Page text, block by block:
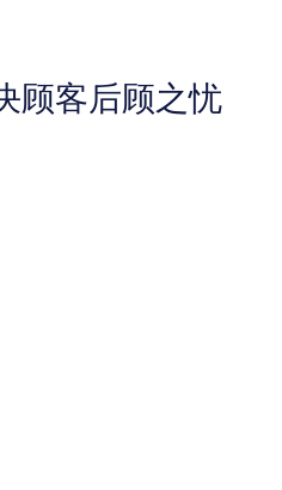
顾客后顾之忧